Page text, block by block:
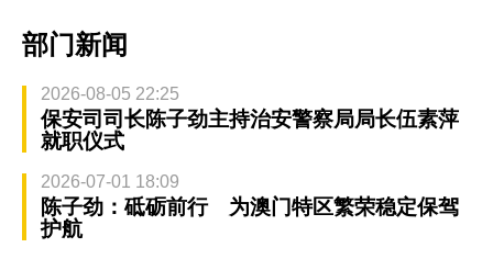
部门新闻
2026-08-05 22:25
保安司司长陈子劲主持治安警察局局长伍素萍
就职仪式
2026-07-01 18:09
陈子劲：砥砺前行 为澳门特区繁荣稳定保驾
护航